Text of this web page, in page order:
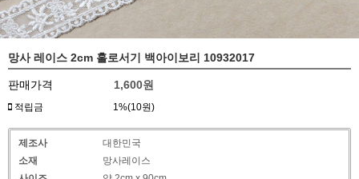
망사 레이스 2cm 홀로서기 백아이보리 10932017
판매가격 1,600원
적립금 1%(10원)
제조사
대한민국
소재
망사레이스